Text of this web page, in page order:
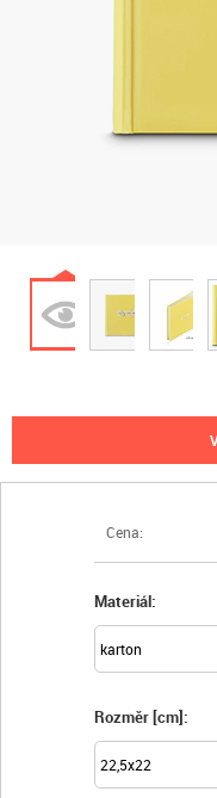
Cena:
Materiál:
Rozměr [cm]: